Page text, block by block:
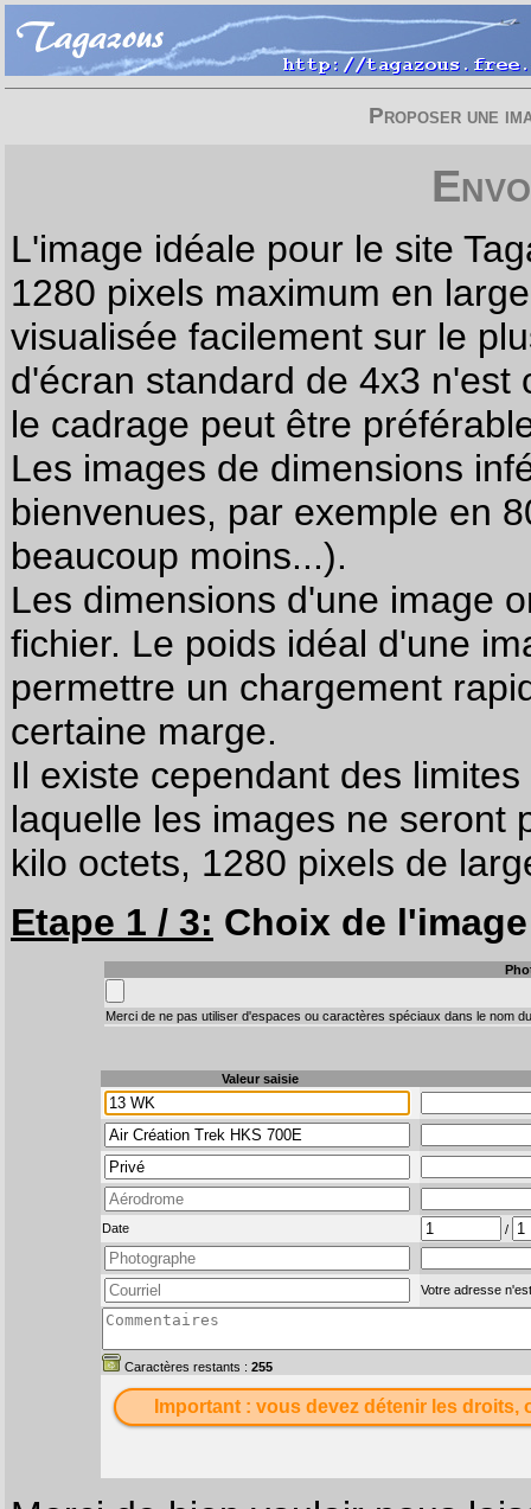
Proposer une
L'image idéale pour le site
1280 pixels maximum en
visualisée facilement sur le
d'écran standard de 4x3
le cadrage peut être
Les images de dimensions
bienvenues, par exemple en
beaucoup moins...).
Les dimensions d'une image
fichier. Le poids idéal d'une
permettre un chargement
certaine marge.
Il existe cependant des
laquelle les images ne seront
kilo octets, 1280 pixels de
Etape 1 / 3: Choix de
Merci de ne pas utiliser d'espaces ou caractères spéciaux dans le nom
Valeur saisie
Date /
Votre adresse
Caractères restants : 255
Important : vous devez détenir les